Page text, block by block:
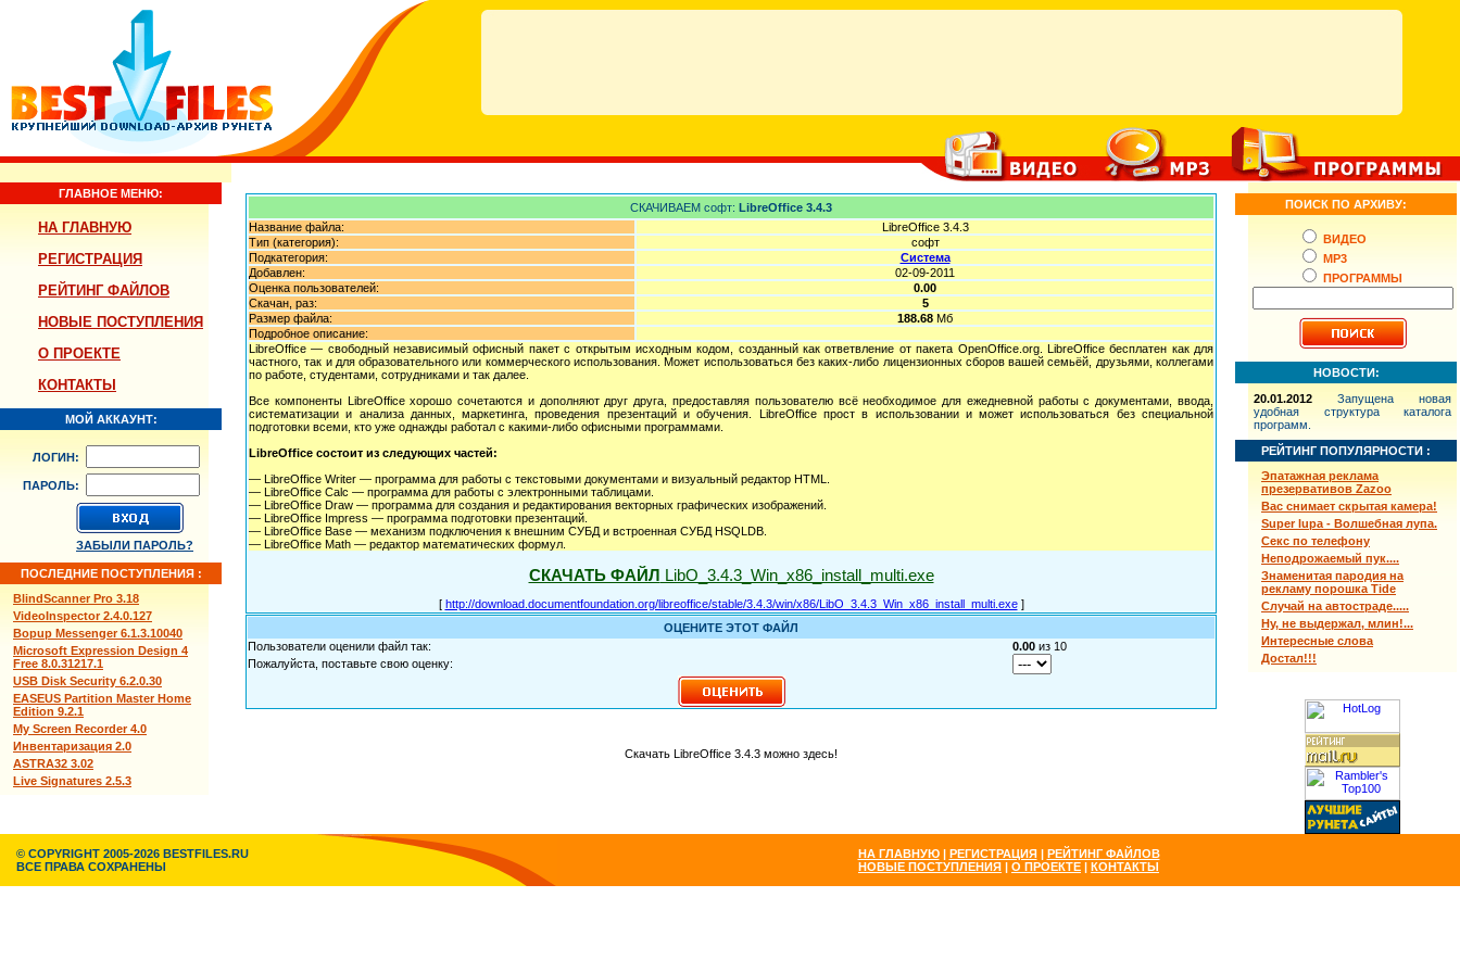
ГЛАВНОЕ МЕНЮ:
НА ГЛАВНУЮ
РЕГИСТРАЦИЯ
РЕЙТИНГ ФАЙЛОВ
НОВЫЕ ПОСТУПЛЕНИЯ
О ПРОЕКТЕ
КОНТАКТЫ
МОЙ АККАУНТ:
ЛОГИН:
ПАРОЛЬ:
ЗАБЫЛИ ПАРОЛЬ?
ПОСЛЕДНИЕ ПОСТУПЛЕНИЯ :
BlindScanner Pro 3.18
VideoInspector 2.4.0.127
Bopup Messenger 6.1.3.10040
Microsoft Expression Design 4
Free 8.0.31217.1
USB Disk Security 6.2.0.30
EASEUS Partition Master Home
Edition 9.2.1
My Screen Recorder 4.0
Инвентаризация 2.0
ASTRA32 3.02
Live Signatures 2.5.3
СКАЧИВАЕМ софт: LibreOffice 3.4.3
Название файла:
LibreOffice 3.4.3
Тип (категория):
софт
Подкатегория:
Система
Добавлен:
02-09-2011
Оценка пользователей:
0.00
Скачан, раз:
5
Размер файла:
188.68 Мб
Подробное описание:
LibreOffice — свободный независимый офисный пакет с открытым исходным кодом, созданный как ответвление от пакета OpenOffice.org. LibreOffice бесплатен как для
частного, так и для образовательного или коммерческого использования. Может использоваться без каких-либо лицензионных сборов вашей семьёй, друзьями, коллегами
по работе, студентами, сотрудниками и так далее.
Все компоненты LibreOffice хорошо сочетаются и дополняют друг друга, предоставляя пользователю всё необходимое для ежедневной работы с документами, ввода,
систематизации и анализа данных, маркетинга, проведения презентаций и обучения. LibreOffice прост в использовании и может использоваться без специальной
подготовки всеми, кто уже однажды работал с какими-либо офисными программами.
LibreOffice состоит из следующих частей:
— LibreOffice Writer — программа для работы с текстовыми документами и визуальный редактор HTML.
— LibreOffice Calc — программа для работы с электронными таблицами.
— LibreOffice Draw — программа для создания и редактирования векторных графических изображений.
— LibreOffice Impress — программа подготовки презентаций.
— LibreOffice Base — механизм подключения к внешним СУБД и встроенная СУБД HSQLDB.
— LibreOffice Math — редактор математических формул.
СКАЧАТЬ ФАЙЛ LibO_3.4.3_Win_x86_install_multi.exe
[ http://download.documentfoundation.org/libreoffice/stable/3.4.3/win/x86/LibO_3.4.3_Win_x86_install_multi.exe]
ОЦЕНИТЕ ЭТОТ ФАЙЛ
Пользователи оценили файл так:
0.00 из 10
Пожалуйста, поставьте свою оценку:
Скачать LibreOffice 3.4.3 можно здесь!
ПОИСК ПО АРХИВУ:
ВИДЕО
MP3
ПРОГРАММЫ
НОВОСТИ:
20.01.2012
Запущена новая
удобная структура каталога
программ.
РЕЙТИНГ ПОПУЛЯРНОСТИ :
Эпатажная реклама
презервативов Zazoo
Вас снимает скрытая камера!
Super lupa - Волшебная лупа.
Секс по телефону
Неподрожаемый пук....
Знаменитая пародия на
рекламу порошка Tide
Случай на автостраде.....
Ну, не выдержал, млин!...
Интересные слова
Достал!!!
© COPYRIGHT 2005-2026 BESTFILES.RU
ВСЕ ПРАВА СОХРАНЕНЫ
НА ГЛАВНУЮ | РЕГИСТРАЦИЯ | РЕЙТИНГ ФАЙЛОВ
НОВЫЕ ПОСТУПЛЕНИЯ | О ПРОЕКТЕ | КОНТАКТЫ